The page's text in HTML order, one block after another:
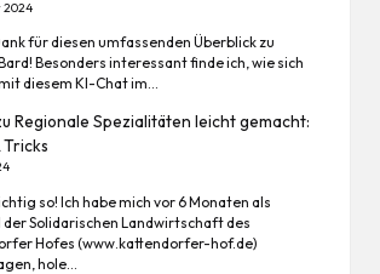
2024
für diesen umfassenden Überblick zu
Besonders interessant finde ich, wie sich
diesem KI-Chat im…
Regionale Spezialitäten leicht gemacht:
Tricks
so! Ich habe mich vor 6 Monaten als
Solidarischen Landwirtschaft des
Hofes (www.kattendorfer-hof.de)
hole…